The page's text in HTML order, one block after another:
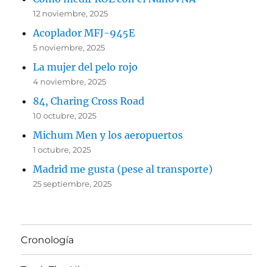
12 noviembre, 2025
Acoplador MFJ-945E
5 noviembre, 2025
La mujer del pelo rojo
4 noviembre, 2025
84, Charing Cross Road
10 octubre, 2025
Michum Men y los aeropuertos
1 octubre, 2025
Madrid me gusta (pese al transporte)
25 septiembre, 2025
Cronología